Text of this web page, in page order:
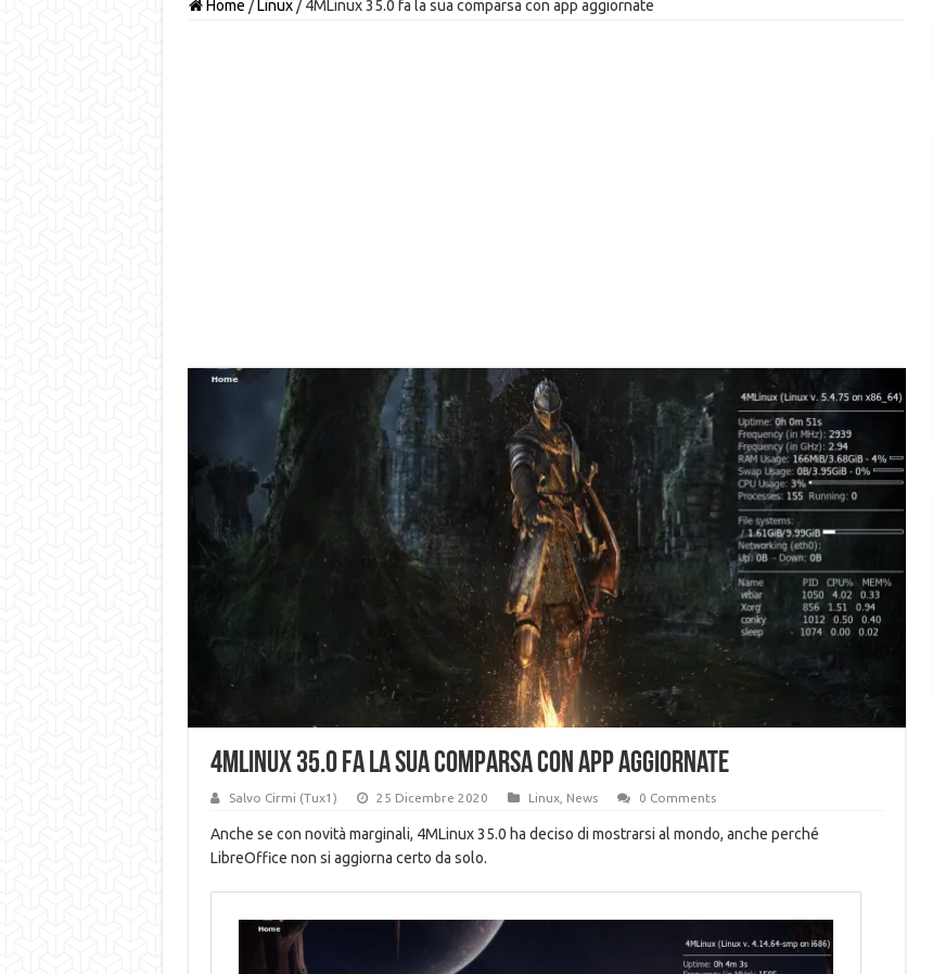
Home / Linux / 4MLinux 35.0 fa la sua comparsa con app aggiornate
4MLinux 35.0 fa la sua comparsa con app aggiornate
Salvo Cirmi (Tux1) 25 Dicembre 2020 Linux, News 0 Comments
Anche se con novità marginali, 4MLinux 35.0 ha deciso di mostrarsi al mondo, anche perché
LibreOffice non si aggiorna certo da solo.